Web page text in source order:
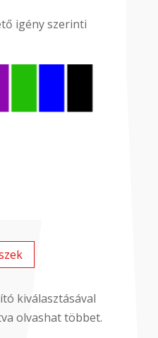
igény szerinti
kiválasztásával
olvashat többet.